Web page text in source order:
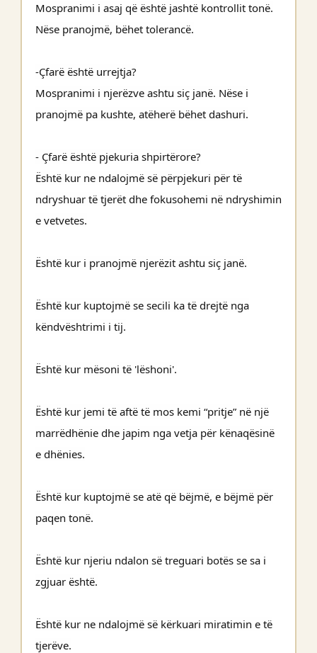
Mospranimi i asaj që është jashtë kontrollit tonë.
Nëse pranojmë, bëhet tolerancë.
-Çfarë është urrejtja?
Mospranimi i njerëzve ashtu siç janë. Nëse i
pranojmë pa kushte, atëherë bëhet dashuri.
- Çfarë është pjekuria shpirtërore?
Është kur ne ndalojmë së përpjekuri për të
ndryshuar të tjerët dhe fokusohemi në ndryshimin
e vetvetes.
Është kur i pranojmë njerëzit ashtu siç janë.
Është kur kuptojmë se secili ka të drejtë nga
këndvështrimi i tij.
Është kur mësoni të 'lëshoni'.
Është kur jemi të aftë të mos kemi “pritje” në një
marrëdhënie dhe japim nga vetja për kënaqësinë
e dhënies.
Është kur kuptojmë se atë që bëjmë, e bëjmë për
paqen tonë.
Është kur njeriu ndalon së treguari botës se sa i
zgjuar është.
Është kur ne ndalojmë së kërkuari miratimin e të
tjerëve.